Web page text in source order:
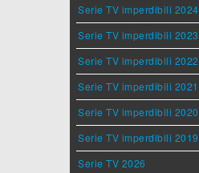
Serie TV imperdibili 2024
Serie TV imperdibili 2023
Serie TV imperdibili 2022
Serie TV imperdibili 2021
Serie TV imperdibili 2020
Serie TV imperdibili 2019
Serie TV 2026